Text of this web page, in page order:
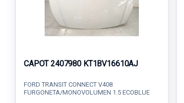
CAPOT 2407980 KT1BV16610AJ
FORD TRANSIT CONNECT V408
FURGONETA/MONOVOLUMEN 1.5 ECOBLUE